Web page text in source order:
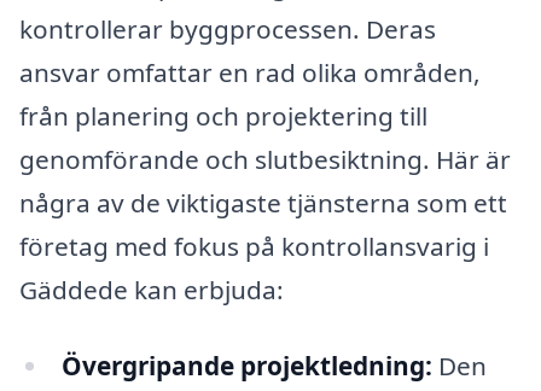
kontrollerar byggprocessen. Deras
ansvar omfattar en rad olika områden,
från planering och projektering till
genomförande och slutbesiktning. Här är
några av de viktigaste tjänsterna som ett
företag med fokus på kontrollansvarig i
Gäddede kan erbjuda:
Övergripande projektledning: Den